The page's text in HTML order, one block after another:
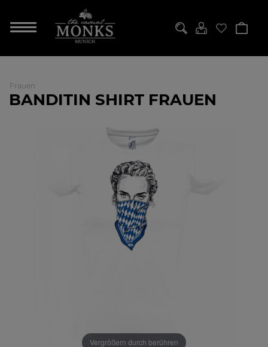
Frauen
BANDITIN SHIRT FRAUEN
Vergrößern durch berühren